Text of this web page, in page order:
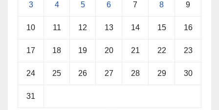
3 4 5 6 7 8 9
10 11 12 13 14 15 16
17 18 19 20 21 22 23
24 25 26 27 28 29 30
31